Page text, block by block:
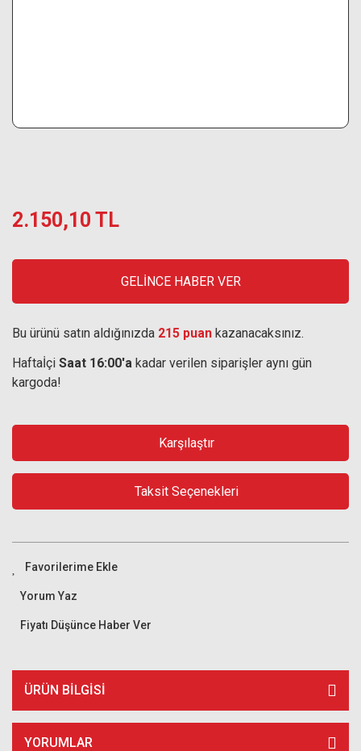
2.150,10 TL
GELİNCE HABER VER
Bu ürünü satın aldığınızda 215 puan kazanacaksınız.
Haftaİçi Saat 16:00'a kadar verilen siparişler aynı gün
kargoda!
Karşılaştır
Taksit Seçenekleri
Yorum Yaz
Fiyatı Düşünce Haber Ver
ÜRÜN BILGISI
YORUMLAR